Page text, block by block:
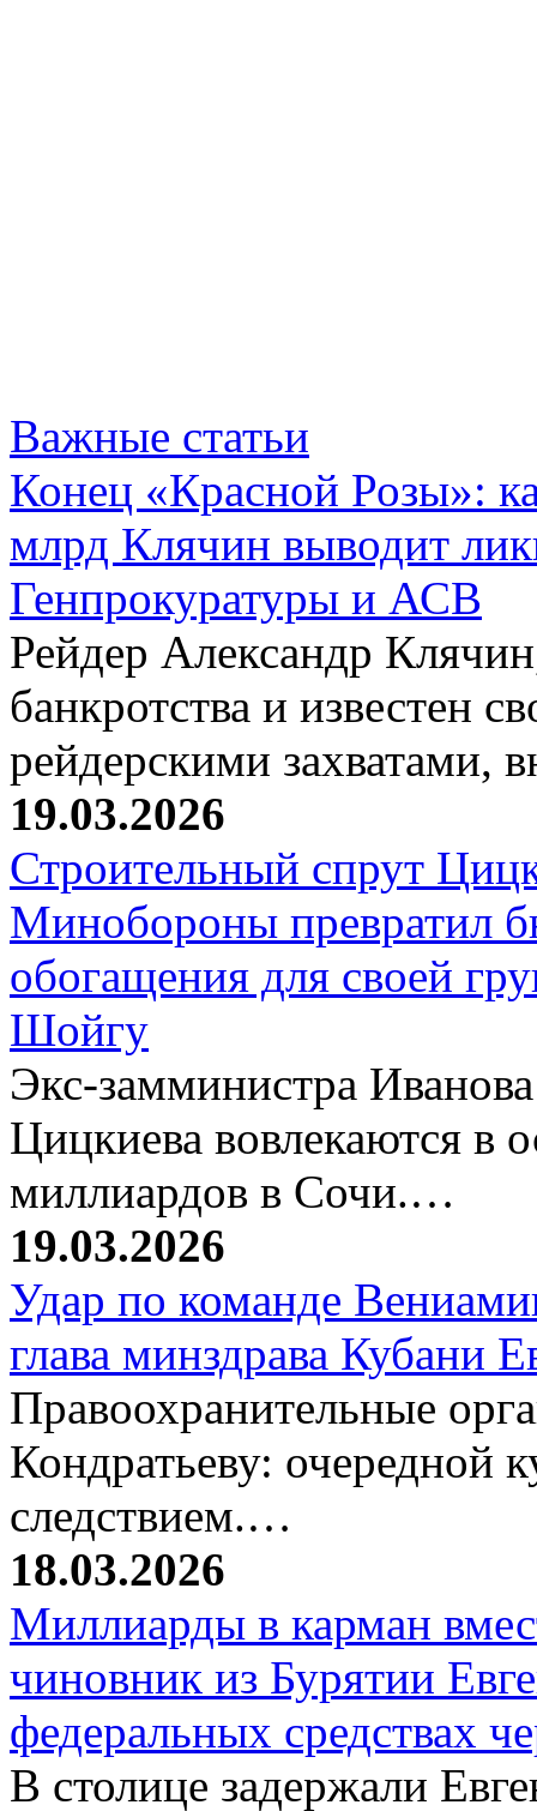
Важные статьи
Конец «Красной Розы»:
млрд Клячин выводит
Генпрокуратуры и АСВ
Рейдер Александр
банкротства и известен
рейдерскими захватами,
19.03.2026
Строительный спрут
Минобороны превратил
обогащения для своей
Шойгу
Экс-замминистра
Цицкиева вовлекаются в
миллиардов в Сочи.…
19.03.2026
Удар по команде
глава минздрава Кубани
Правоохранительные
Кондратьеву: очередной
следствием.…
18.03.2026
Миллиарды в карман
чиновник из Бурятии
федеральных средствах
В столице задержали